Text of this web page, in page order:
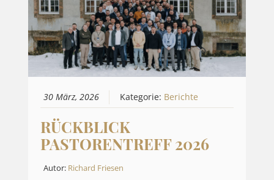
30 März, 2026 Kategorie: Berichte
RÜCKBLICK
PASTORENTREFF 2026
Autor: Richard Friesen